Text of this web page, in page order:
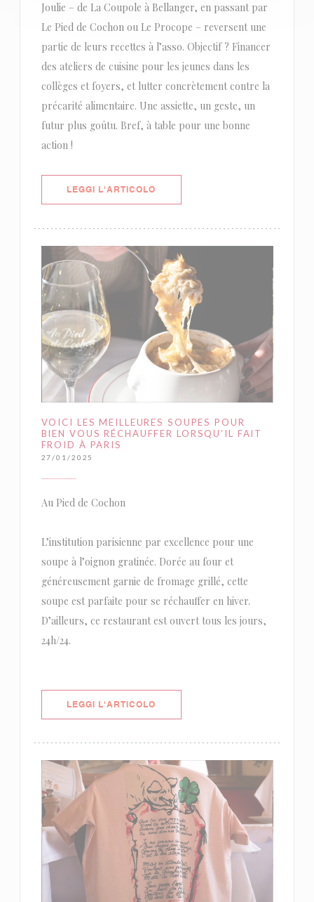
Joulie – de La Coupole à Bellanger, en passant par
Le Pied de Cochon ou Le Procope – reversent une
partie de leurs recettes à l’asso. Objectif ? Financer
des ateliers de cuisine pour les jeunes dans les
collèges et foyers, et lutter concrètement contre la
précarité alimentaire. Une assiette, un geste, un
futur plus goûtu. Bref, à table pour une bonne
action !
LEGGI L'ARTICOLO
VOICI LES MEILLEURES SOUPES POUR
BIEN VOUS RÉCHAUFFER LORSQU’IL FAIT
FROID À PARIS
27/01/2025
Au Pied de Cochon
L’institution parisienne par excellence pour une
soupe à l’oignon gratinée. Dorée au four et
généreusement garnie de fromage grillé, cette
soupe est parfaite pour se réchauffer en hiver.
D’ailleurs, ce restaurant est ouvert tous les jours,
24h/24.
LEGGI L'ARTICOLO